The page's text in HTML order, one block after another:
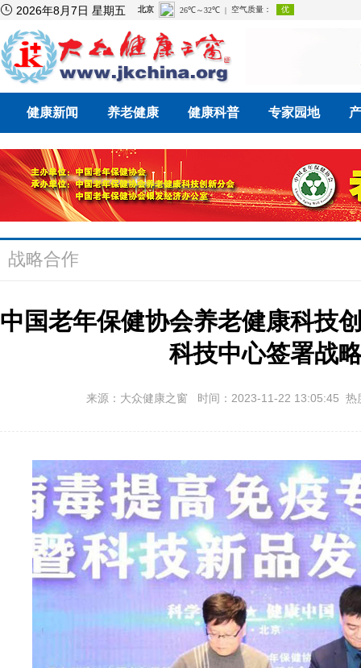
 2026年8月7日 星期五
健康新闻 养老健康 健康科普 专家园地
战略合作
中国老年保健协会养老健康科技
科技中心签署战
来源：大众健康之窗 时间：2023-11-22 13:05:45